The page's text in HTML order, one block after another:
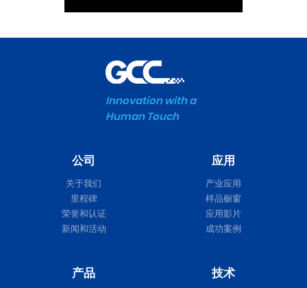
Innovation with a
Human Touch
公司
关于我们
里程碑
荣誉和认证
新闻和活动
应用
产业应用
样品橱窗
应用影片
成功案例
产品 技术